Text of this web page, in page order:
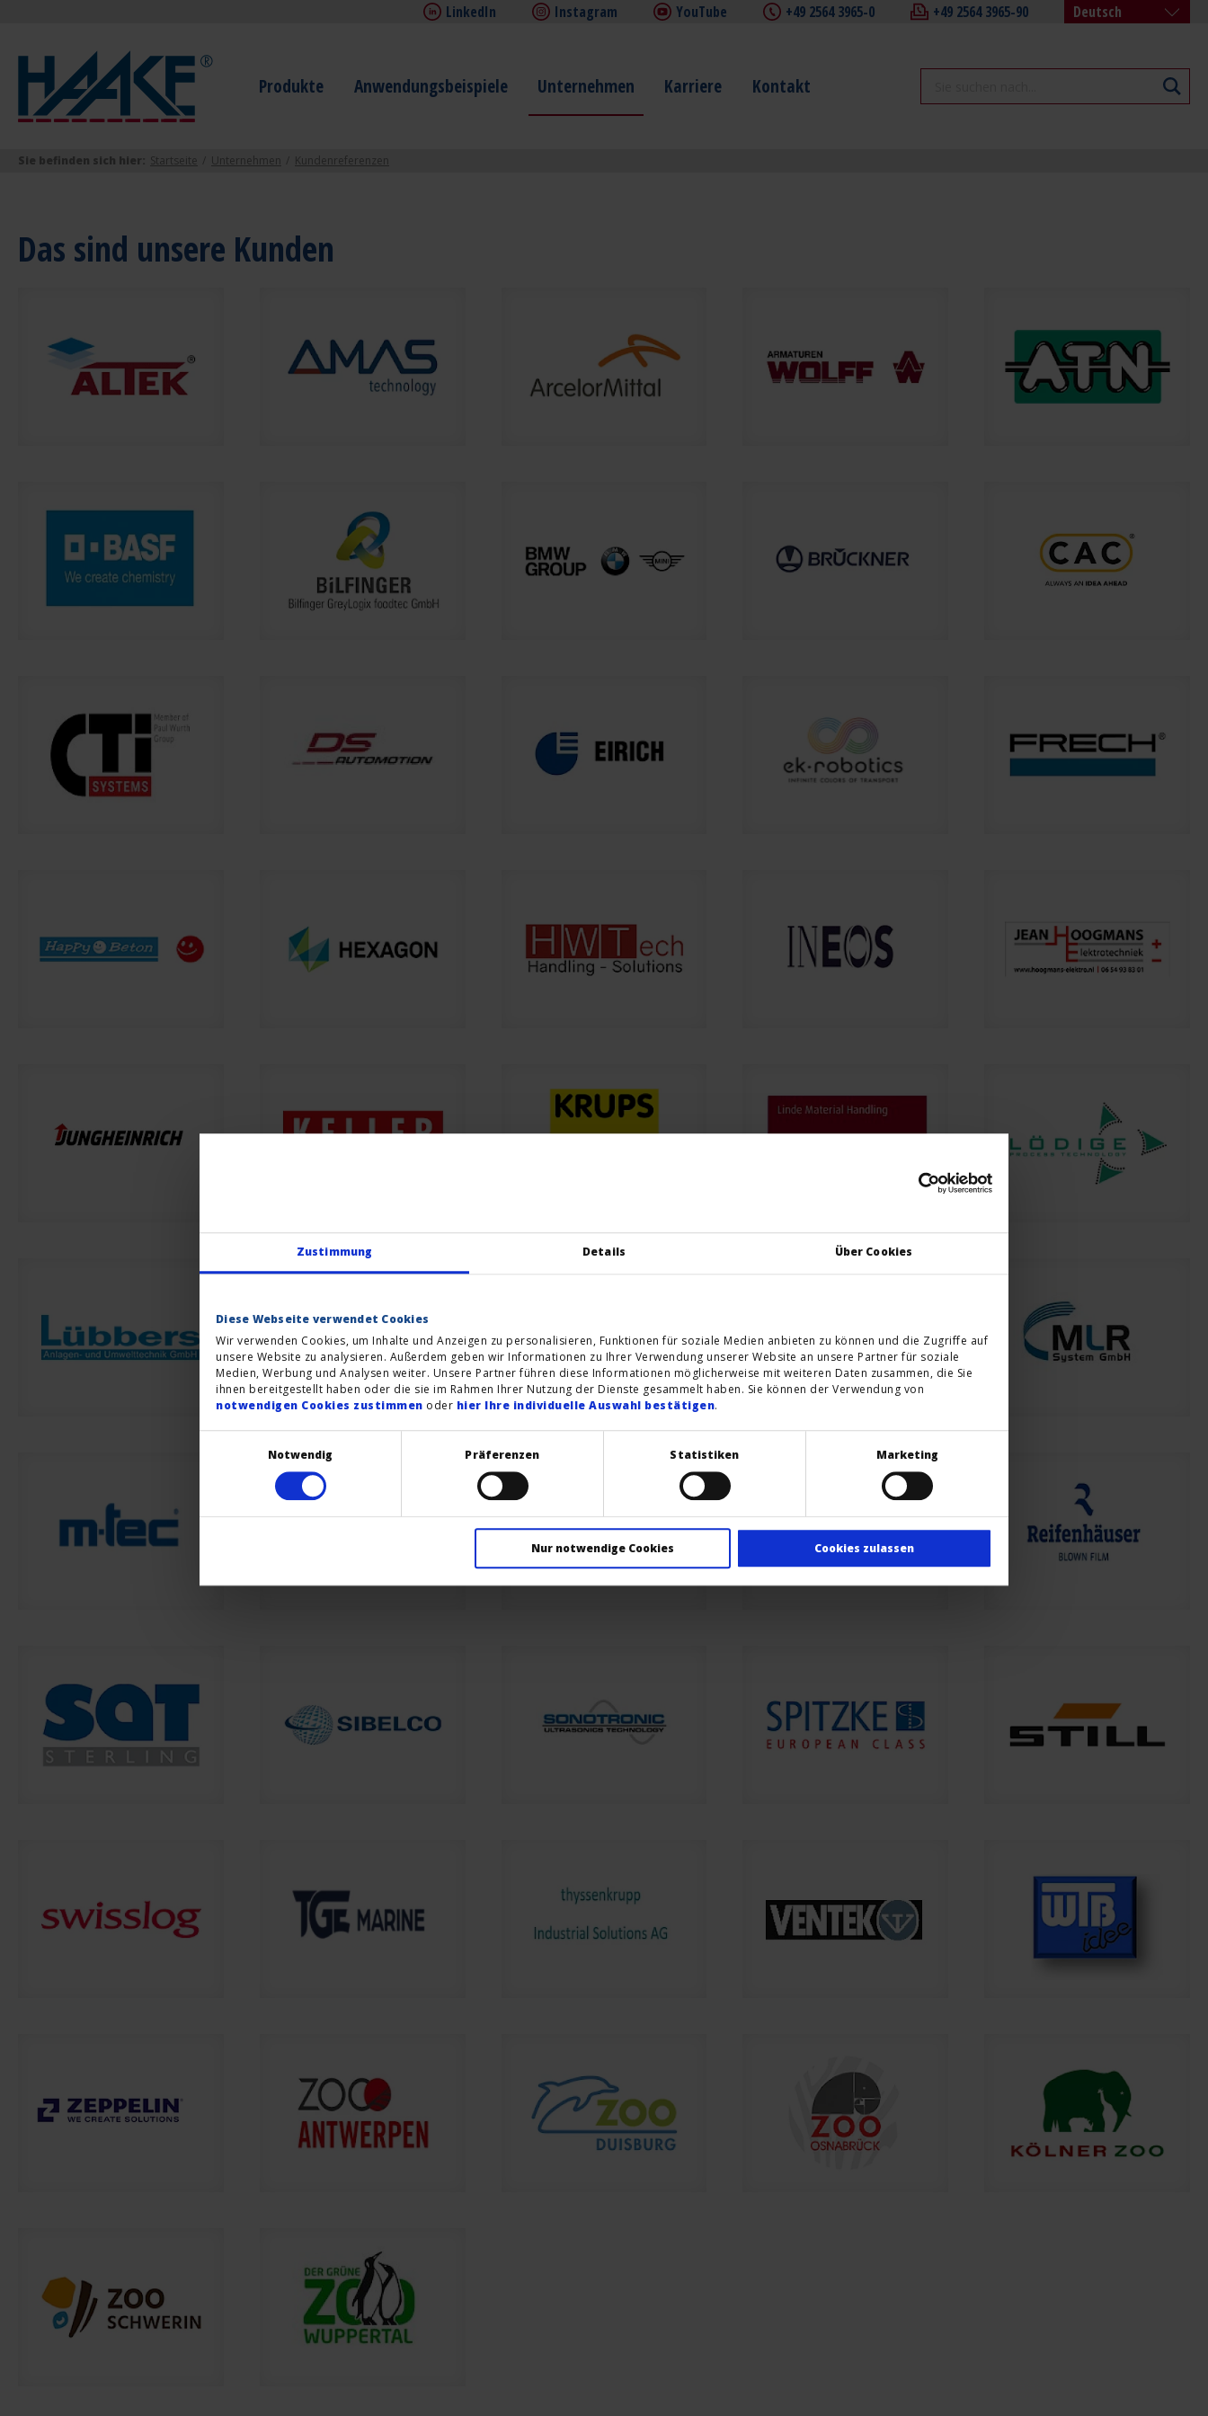
Zustimmung Details Über Cookies
Diese Webseite verwendet Cookies
Wir verwenden Cookies, um Inhalte und Anzeigen zu personalisieren, Funktionen für soziale Medien anbieten zu können und die Zugriffe auf
unsere Website zu analysieren. Außerdem geben wir Informationen zu Ihrer Verwendung unserer Website an unsere Partner für soziale
Medien, Werbung und Analysen weiter. Unsere Partner führen diese Informationen möglicherweise mit weiteren Daten zusammen, die Sie
ihnen bereitgestellt haben oder die sie im Rahmen Ihrer Nutzung der Dienste gesammelt haben. Sie können der Verwendung von
notwendigen Cookies zustimmen oder hier Ihre individuelle Auswahl bestätigen.
Notwendig
Präferenzen Statistiken Marketing
Nur notwendige Cookies Cookies zulassen
LinkedIn Instagram YouTube +49 2564 3965-0 +49 2564 3965-90
Deutsch
Italienisch
Produkte Anwendungsbeispiele Unternehmen Karriere Kontakt
Sie befinden sich hier: Startseite Unternehmen Kundenreferenzen
Das sind unsere Kunden